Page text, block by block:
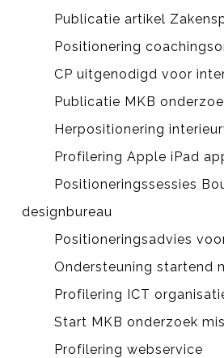
Publicatie artikel
Positionering
CP uitgenodigd voor
Publicatie MKB
Herpositionering
Profilering Apple iPad
Positioneringssessies
designbureau
Positioneringsadvies
Ondersteuning startend
Profilering ICT
Start MKB onderzoek
Profilering webservice